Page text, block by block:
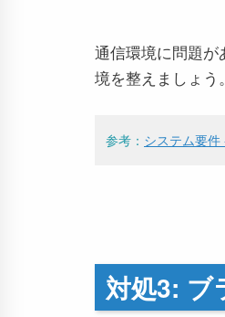
通信環境に問題
境を整えましょう。
参考： システム要
対処3: ブ